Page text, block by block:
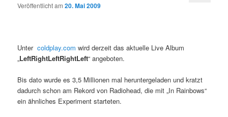
Veröffentlicht am20. Mai 2009
Untercoldplay.com wird derzeit das aktuelle Live Album
„LeftRightLeftRightLeft“ angeboten.
Bis dato wurde es 3,5 Millionen mal heruntergeladen und kratzt
dadurch schon am Rekord von Radiohead, die mit „In Rainbows“
ein ähnliches Experiment starteten.